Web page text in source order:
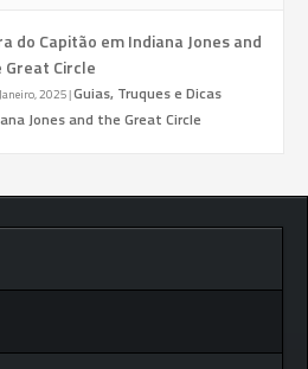
do Capitão em Indiana Jones and
Great Circle
2025|Guias, Truques e Dicas
Jones and the Great Circle